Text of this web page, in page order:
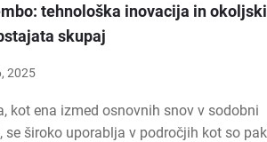
tehnološka inovacija in okoljski
skupaj
2025
kot ena izmed osnovnih snov v sodobni
se široko uporablja v področjih kot so